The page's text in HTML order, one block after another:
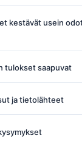
kestävät usein
tulokset saapuvat
ja tietolähteet